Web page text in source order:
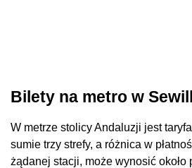
Bilety na metro w
W metrze stolicy Andaluzji jest
sumie trzy strefy, a różnica w
żądanej stacji, może wynosić około